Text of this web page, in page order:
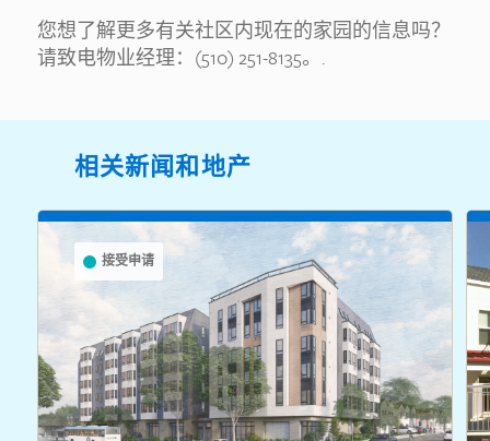
您想了解更多有关社区内现在的家园的信息吗？
请致电物业经理：(510) 251-8135。.
相关新闻和地产
接受申请